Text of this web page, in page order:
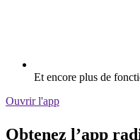
Et encore plus de
Ouvrir l'app
Obtenez l’app